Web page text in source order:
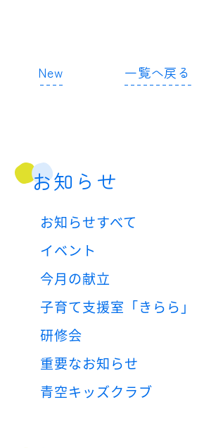
New 一覧へ戻る
お知らせ
お知らせすべて
イベント
今月の献立
子育て支援室「きらら」
研修会
重要なお知らせ
青空キッズクラブ